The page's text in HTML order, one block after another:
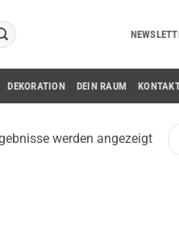
DEKORATION DEIN RAUM
werden angezeigt